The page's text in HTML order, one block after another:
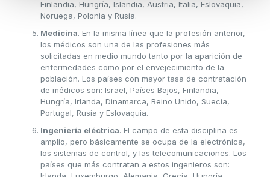
Finlandia, Hungría, Islandia, Austria, Italia, Eslovaquia,
Noruega, Polonia y Rusia.
Medicina. En la misma línea que la profesión anterior,
los médicos son una de las profesiones más
solicitadas en medio mundo tanto por la aparición de
enfermedades como por el envejecimiento de la
población. Los países con mayor tasa de contratación
de médicos son: Israel, Países Bajos, Finlandia,
Hungría, Irlanda, Dinamarca, Reino Unido, Suecia,
Portugal, Rusia y Eslovaquia.
Ingeniería eléctrica. El campo de esta disciplina es
amplio, pero básicamente se ocupa de la electrónica,
los sistemas de control, y las telecomunicaciones. Los
países que más contratan a estos ingenieros son: